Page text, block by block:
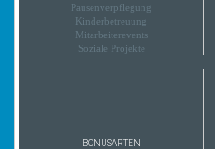
Pausenverpflegung
Kinderbetreuung
Mitarbeiterevents
Soziale Projekte
BONUSARTEN